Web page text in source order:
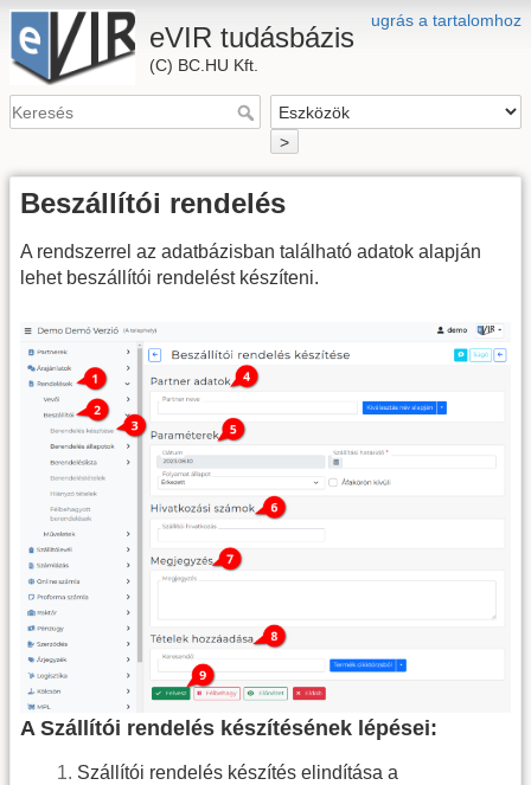
ugrás a tartalomhoz
eVIR tudásbázis
(C) BC.HU Kft.
>
Beszállítói rendelés
A rendszerrel az adatbázisban található adatok alapján
lehet beszállítói rendelést készíteni.
A Szállítói rendelés készítésének lépései:
Szállítói rendelés készítés elindítása a